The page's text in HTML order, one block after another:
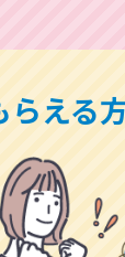
らえる